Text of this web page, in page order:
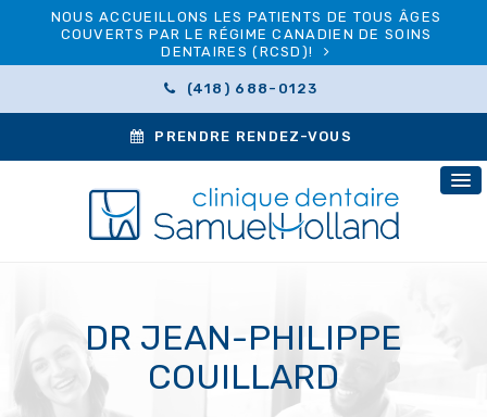
NOUS ACCUEILLONS LES PATIENTS DE TOUS ÂGES
COUVERTS PAR LE RÉGIME CANADIEN DE SOINS
DENTAIRES (RCSD)!
(418) 688-0123
PRENDRE RENDEZ-VOUS
DR JEAN-PHILIPPE
COUILLARD